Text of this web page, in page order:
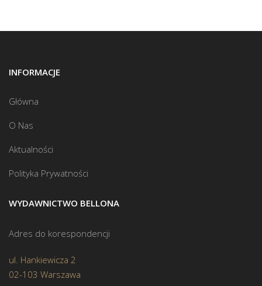
INFORMACJE
Główna
O Nas
Aktualności
Polityka Prywatności
WYDAWNICTWO BELLONA
Adres do korespondencji
ul. Hankiewicza 2
02-103 Warszawa